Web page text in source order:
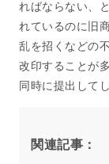
ればならない、
れているのに旧
乱を招くなどの
改印することが
同時に提出して
関連記事：